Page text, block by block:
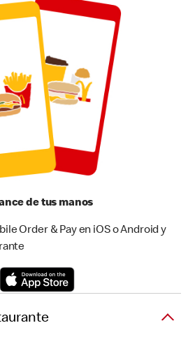
de tus manos
Order & Pay en iOS o Android y